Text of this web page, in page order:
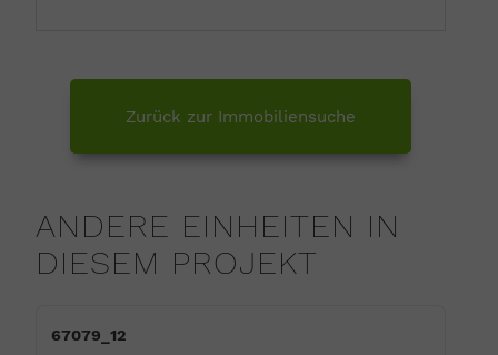
Zurück zur Immobiliensuche
ANDERE EINHEITEN IN
DIESEM PROJEKT
67079_12